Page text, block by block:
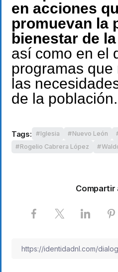
en acciones
promuevan la
bienestar de
así como en el
programas
las
de la población.
Tags: Iglesia Nuevo León
Rogelio Cabrera López
Compartir